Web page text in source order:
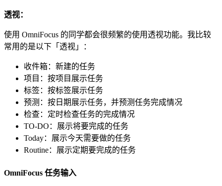
透视：
使用 OmniFocus 的同学都会很频繁的使用透视功能。我比较
常用的是以下「透视」：
收件箱：新建的任务
项目：按项目展示任务
标签：按标签展示任务
预测：按日期展示任务，并预测任务完成情况
检查：定时检查任务的完成情况
TO-DO：展示将要完成的任务
Today：展示今天需要做的任务
Routine：展示定期要完成的任务
OmniFocus 任务输入